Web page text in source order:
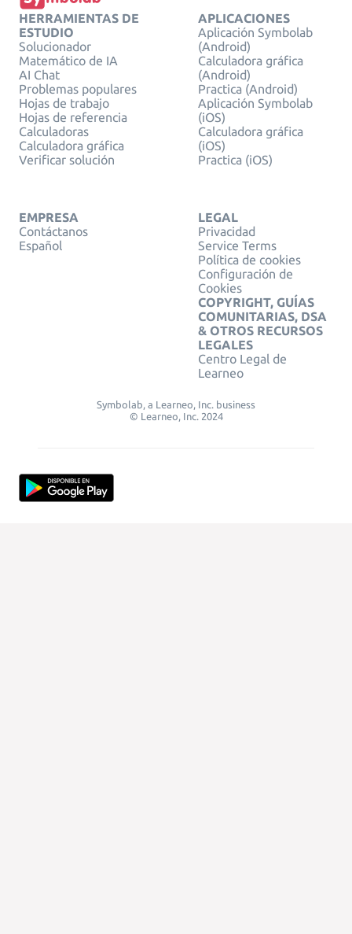
HERRAMIENTAS DE
ESTUDIO
Solucionador
Matemático de IA
AI Chat
Problemas populares
Hojas de trabajo
Hojas de referencia
Calculadoras
Calculadora gráfica
Verificar solución
APLICACIONES
Aplicación Symbolab
(Android)
Calculadora gráfica
(Android)
Practica (Android)
Aplicación Symbolab
(iOS)
Calculadora gráfica
(iOS)
Practica (iOS)
EMPRESA
Contáctanos
Español
LEGAL
Privacidad
Service Terms
Política de cookies
Configuración de
Cookies
COPYRIGHT, GUÍAS
COMUNITARIAS, DSA
& OTROS RECURSOS
LEGALES
Centro Legal de
Learneo
Symbolab, a Learneo, Inc. business
© Learneo, Inc. 2024